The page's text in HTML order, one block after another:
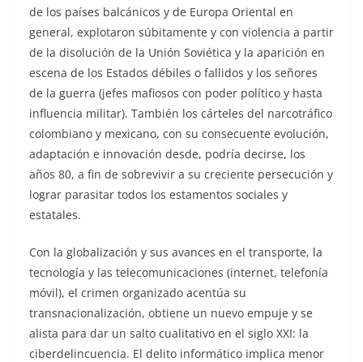
de los países balcánicos y de Europa Oriental en
general, explotaron súbitamente y con violencia a partir
de la disolución de la Unión Soviética y la aparición en
escena de los Estados débiles o fallidos y los señores
de la guerra (jefes mafiosos con poder político y hasta
influencia militar). También los cárteles del narcotráfico
colombiano y mexicano, con su consecuente evolución,
adaptación e innovación desde, podría decirse, los
años 80, a fin de sobrevivir a su creciente persecución y
lograr parasitar todos los estamentos sociales y
estatales.
Con la globalización y sus avances en el transporte, la
tecnología y las telecomunicaciones (internet, telefonía
móvil), el crimen organizado acentúa su
transnacionalización, obtiene un nuevo empuje y se
alista para dar un salto cualitativo en el siglo XXI: la
ciberdelincuencia. El delito informático implica menor